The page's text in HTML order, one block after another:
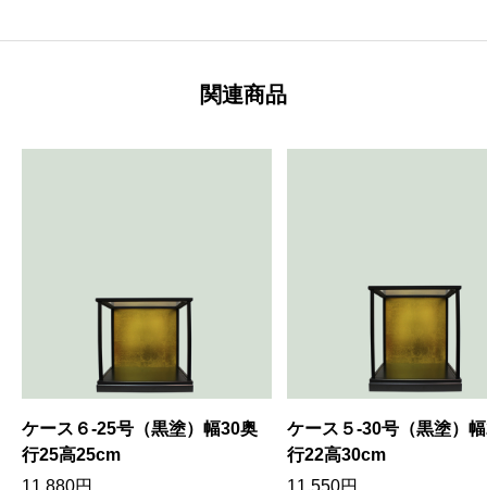
関連商品
ケース６-25号（黒塗）幅30奥
行25高25cm
11,880円
ケース５-30号（黒塗）
行22高30cm
11,550円